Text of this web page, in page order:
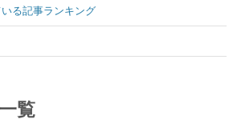
る記事ランキング
覧